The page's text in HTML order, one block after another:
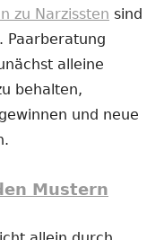
zu Narzissten sind
Paarberatung
alleine
behalten,
und neue
Mustern